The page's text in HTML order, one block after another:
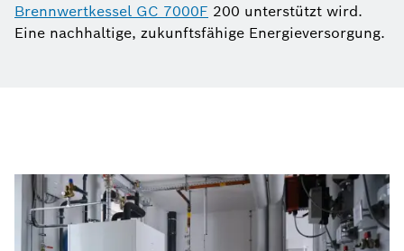
Brennwertkessel GC 7000F 200 unterstützt wird.
Eine nachhaltige, zukunftsfähige Energieversorgung.